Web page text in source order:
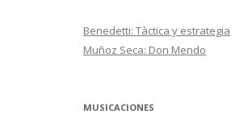
Benedetti: Tàctica y estrategia
Muñoz Seca: Don Mendo
MUSICACIONES